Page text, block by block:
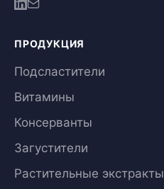
ПРОДУКЦИЯ
Подсластители
Витамины
Консерванты
Загустители
Растительные экстракты